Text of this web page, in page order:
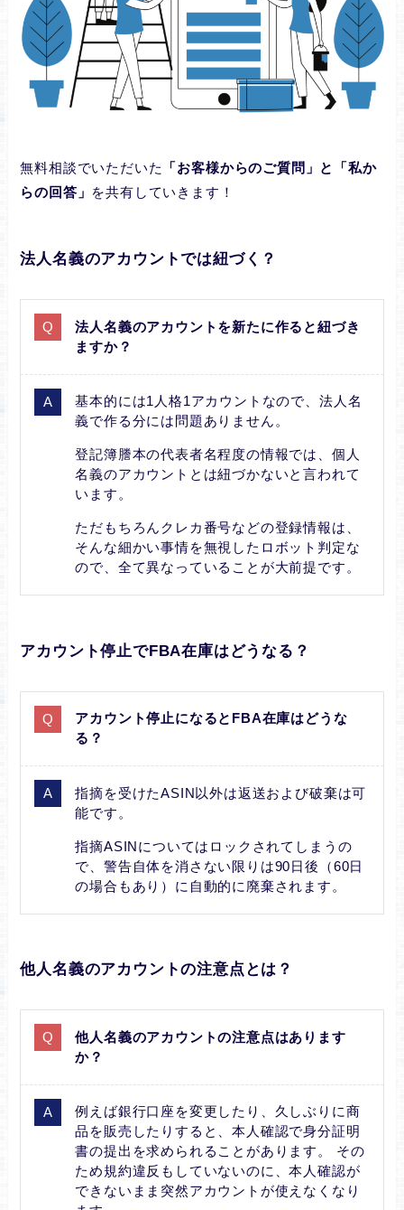
無料相談でいただいた
「お客様からのご質問」と「私か
らの回答」 を共有していきます！
法人名義のアカウントでは紐づく？
法人名義のアカウントを新たに作ると紐づき
ますか？
基本的には1人格1アカウントなので、法人名
義で作る分には問題ありません。
登記簿謄本の代表者名程度の情報では、個人
名義のアカウントとは紐づかないと言われて
います。
ただもちろんクレカ番号などの登録情報は、
そんな細かい事情を無視したロボット判定な
ので、全て異なっていることが大前提です。
アカウント停止でFBA在庫はどうなる？
アカウント停止になるとFBA在庫はどうな
る？
指摘を受けたASIN以外は返送および破棄は可
能です。
指摘ASINについてはロックされてしまうの
で、警告自体を消さない限りは90日後（60日
の場合もあり）に自動的に廃棄されます。
他人名義のアカウントの注意点とは？
他人名義のアカウントの注意点はあります
か？
例えば銀行口座を変更したり、久しぶりに商
品を販売したりすると、本人確認で身分証明
書の提出を求められることがあります。 その
ため規約違反もしていないのに、本人確認が
できないまま突然アカウントが使えなくなり